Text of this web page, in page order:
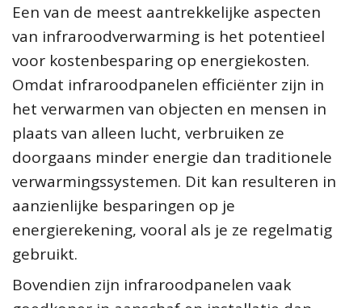
Een van de meest aantrekkelijke aspecten
van infraroodverwarming is het potentieel
voor kostenbesparing op energiekosten.
Omdat infraroodpanelen efficiënter zijn in
het verwarmen van objecten en mensen in
plaats van alleen lucht, verbruiken ze
doorgaans minder energie dan traditionele
verwarmingssystemen. Dit kan resulteren in
aanzienlijke besparingen op je
energierekening, vooral als je ze regelmatig
gebruikt.
Bovendien zijn infraroodpanelen vaak